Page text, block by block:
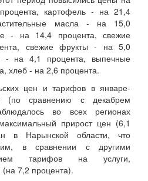
картофель - на 21,4
масла - на 15,0
- на 14,4 процента, свежие
свежие фрукты - на 5,0
- на 4,1 процента, выпечные
хлеб - на 2,6 процента.
цен и тарифов в январе-
(по сравнению с декабрем
во всех регионах
прирост цен (6,1
в Нарынской области, что
в сравнении с другими
тарифов на услуги,
7,2 процента).